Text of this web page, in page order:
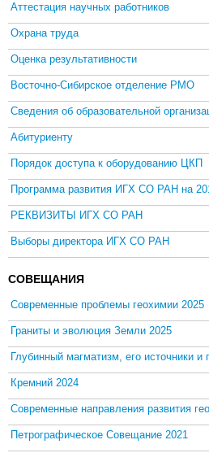
Аттестация научных работников
Охрана труда
Оценка результативности
Восточно-Сибирское отделение РМО
Сведения об образовательной
Абитуриенту
Порядок доступа к оборудованию ЦКП
Программа развития ИГХ СО РАН на
РЕКВИЗИТЫ ИГХ СО РАН
Выборы директора ИГХ СО РАН
СОВЕЩАНИЯ
Современные проблемы геохимии 2025
Граниты и эволюция Земли 2025
Глубинный магматизм, его источники
Кремний 2024
Современные направления развития
Петрографическое Совещание 2021